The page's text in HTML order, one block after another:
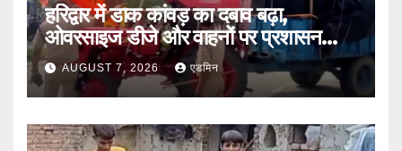
हरिद्वार में डाक कांवड़ का दबाव बढ़ा,
ओवरसाइज डीजे और वाहनों पर प्रशासन
सख्तAUGUST 7, 2026 एडमिन